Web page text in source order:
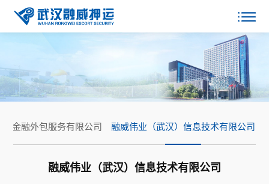
金融外包服务有限公司 融威伟业（武汉）信息技术有限公司
融威伟业（武汉）信息技术有限公司